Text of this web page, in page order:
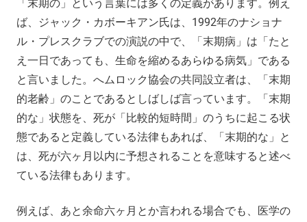
「末期の」という言葉には多くの定義があります。例え
ば、ジャック・カボーキアン氏は、1992年のナショナ
ル・プレスクラブでの演説の中で、「末期病」は「たと
え一日であっても、生命を縮めるあらゆる病気」である
と言いました。へムロック協会の共同設立者は、「末期
的老齢」のことであるとしばしば言っています。「末期
的な」状態を、死が「比較的短時間」のうちに起こる状
態であると定義している法律もあれば、「末期的な」と
は、死が六ヶ月以内に予想されることを意味すると述べ
ている法律もあります。
例えば、あと余命六ヶ月とか言われる場合でも、医学の